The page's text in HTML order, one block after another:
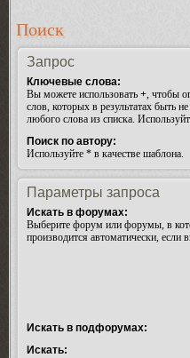
Поиск
Запрос
Ключевые слова:
Вы можете использовать +, чтобы
слов, которых в результатах быть
любого слова из списка.
Поиск по автору:
Используйте * в качестве шаблона.
Параметры запроса
Искать в форумах:
Выберите форум или форумы, в
производится автоматически,
Искать в подфорумах:
Искать: